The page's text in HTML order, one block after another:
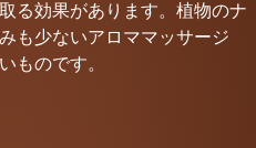
る効果があります。植物のナ
も少ないアロママッサージ
ものです。